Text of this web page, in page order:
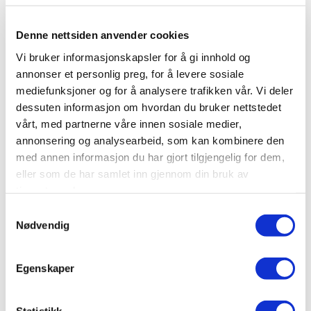
Denne nettsiden anvender cookies
Vi bruker informasjonskapsler for å gi innhold og
annonser et personlig preg, for å levere sosiale
mediefunksjoner og for å analysere trafikken vår. Vi deler
dessuten informasjon om hvordan du bruker nettstedet
vårt, med partnerne våre innen sosiale medier,
annonsering og analysearbeid, som kan kombinere den
med annen informasjon du har gjort tilgjengelig for dem,
eller som de har samlet inn gjennom din bruk av
Nødvendig
Egenskaper
arbeidsplassforskriften § 4-2, og ikke som en
Arbeidsgivers plikter ved risikobaserte tiltak
Dersom virksomheten, basert på sin egen
risikovurdering, finner behov for ytterligere tiltak
som montering av selvredningsutstyr i kranen,
utløser dette klare plikter for arbeidsgiver.
Arbeidsgiver må gjennomføre en risikovurdering av
nødvendige beredskapstiltak og redningsplaner,
vedlikehold av beredskaps og redningsutstyret.
kommer i tillegg til, og kan ikke brukes til å